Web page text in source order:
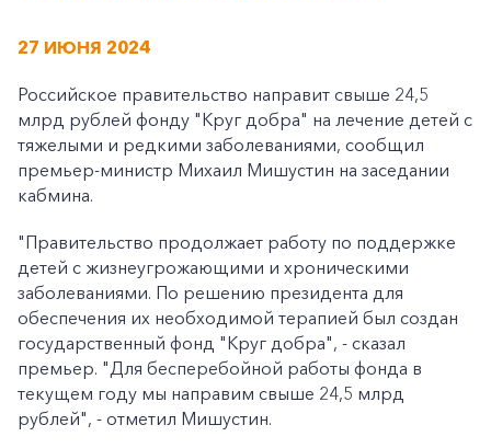
27 ИЮНЯ 2024
Российское правительство направит свыше 24,5
млрд рублей фонду "Круг добра" на лечение детей с
тяжелыми и редкими заболеваниями, сообщил
премьер-министр Михаил Мишустин на заседании
кабмина.
"Правительство продолжает работу по поддержке
детей с жизнеугрожающими и хроническими
заболеваниями. По решению президента для
обеспечения их необходимой терапией был создан
государственный фонд "Круг добра", - сказал
премьер. "Для бесперебойной работы фонда в
текущем году мы направим свыше 24,5 млрд
рублей", - отметил Мишустин.